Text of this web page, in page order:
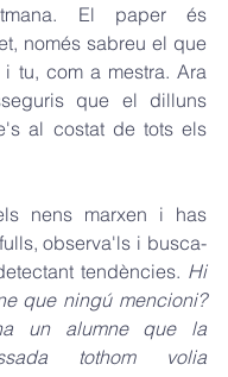
El paper és
només sabreu el que
i tu, com a mestra. Ara
que el dilluns
al costat de tots els
nens marxen i has
observa'ls i busca-
tendències. Hi
que ningú mencioni?
un alumne que la
tothom volia